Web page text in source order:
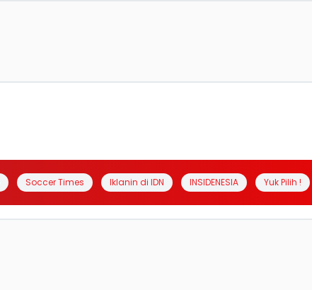
Soccer Times Iklanin di IDN INSIDENESIA Yuk Pilih !